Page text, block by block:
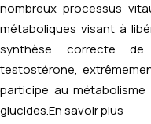
nombreux processus
métaboliques visant à
synthèse correcte
testostérone,
participe au
glucides. En savoir plus